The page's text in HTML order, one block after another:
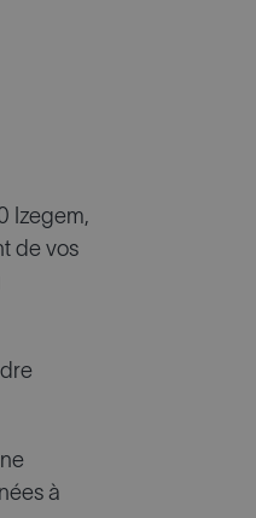
Izegem,
de vos
à